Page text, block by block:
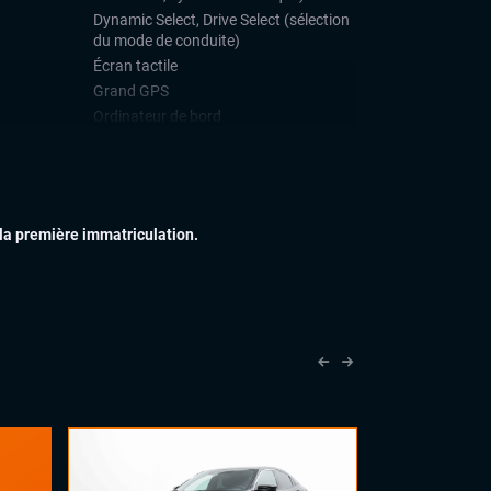
Dynamic Select, Drive Select (sélection
du mode de conduite)
Écran tactile
Grand GPS
Ordinateur de bord
Jantes alu
première immatriculation.